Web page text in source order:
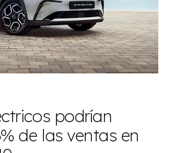
podrían
de las ventas en